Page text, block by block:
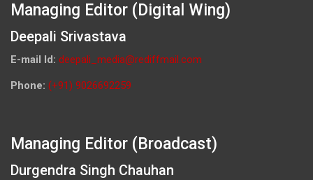
Managing Editor (Digital Wing)
Deepali Srivastava
E-mail Id: deepali_media@rediffmail.com
Phone: (+91) 9026692259
Managing Editor (Broadcast)
Durgendra Singh Chauhan